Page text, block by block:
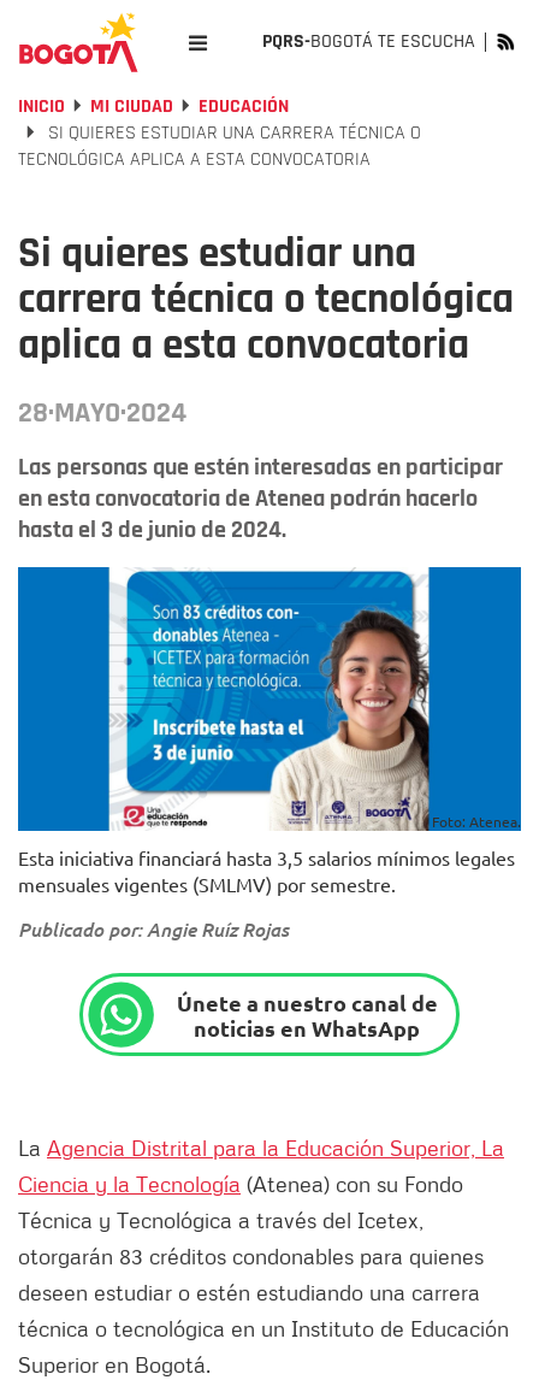
PQRS-BOGOTÁ TE ESCUCHA
INICIO MI CIUDAD
EDUCACIÓN
SI QUIERES ESTUDIAR UNA CARRERA TÉCNICA O
TECNOLÓGICA APLICA A ESTA CONVOCATORIA
Si quieres estudiar una
carrera técnica o tecnológica
aplica a esta convocatoria
28·MAYO·2024
Las personas que estén interesadas en participar
en esta convocatoria de Atenea podrán hacerlo
hasta el 3 de junio de 2024.
Foto: Atenea.
Esta iniciativa financiará hasta 3,5 salarios mínimos legales
mensuales vigentes (SMLMV) por semestre.
Publicado por: Angie Ruíz Rojas
Únete a nuestro canal de
noticias en WhatsApp
La Agencia Distrital para la Educación Superior, La
Ciencia y la Tecnología (Atenea) con su Fondo
Técnica y Tecnológica a través del Icetex,
otorgarán 83 créditos condonables para quienes
deseen estudiar o estén estudiando una carrera
técnica o tecnológica en un Instituto de Educación
Superior en Bogotá.